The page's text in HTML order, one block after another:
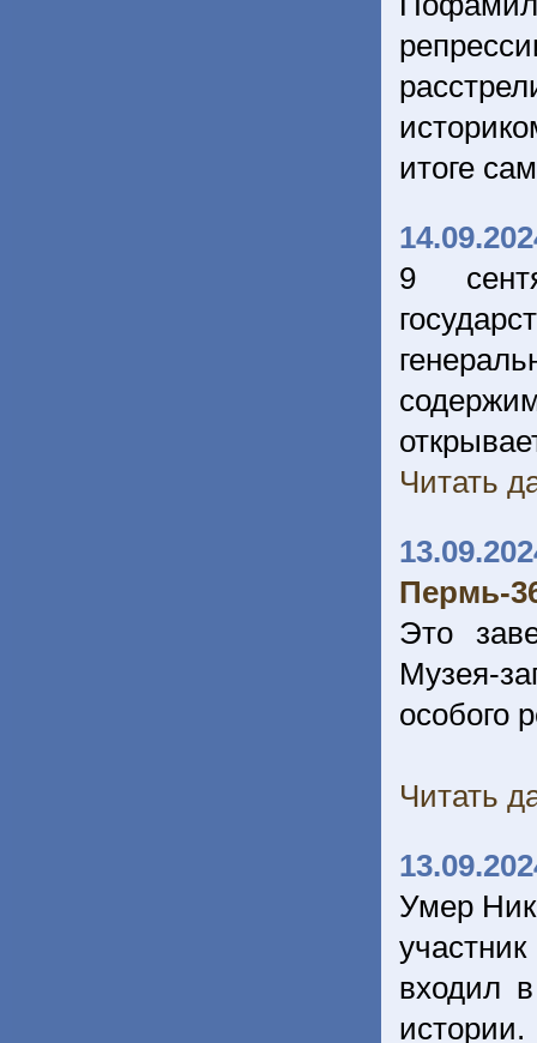
итоге
9
Читать
Пермь-
Это
Музея-
особого
Читать
Умер
входил